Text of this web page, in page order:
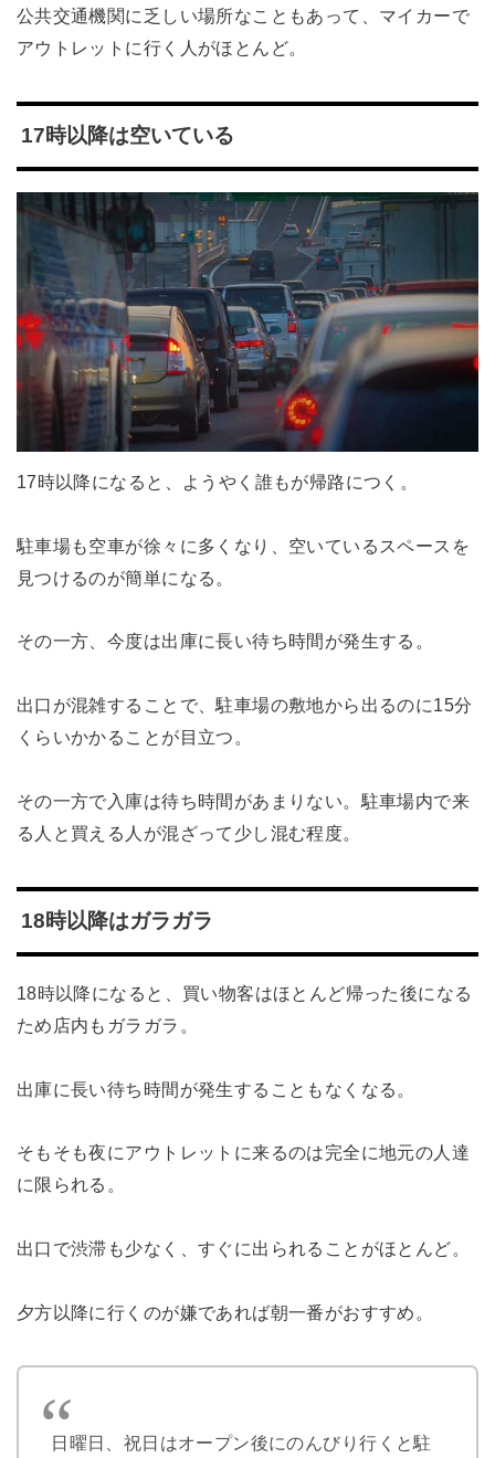
公共交通機関に乏しい場所なこともあって、マイカーで
アウトレットに行く人がほとんど。
17時以降は空いている
17時以降になると、ようやく誰もが帰路につく。
駐車場も空車が徐々に多くなり、空いているスペースを
見つけるのが簡単になる。
その一方、今度は出庫に長い待ち時間が発生する。
出口が混雑することで、駐車場の敷地から出るのに15分
くらいかかることが目立つ。
その一方で入庫は待ち時間があまりない。駐車場内で来
る人と買える人が混ざって少し混む程度。
18時以降はガラガラ
18時以降になると、買い物客はほとんど帰った後になる
ため店内もガラガラ。
出庫に長い待ち時間が発生することもなくなる。
そもそも夜にアウトレットに来るのは完全に地元の人達
に限られる。
出口で渋滞も少なく、すぐに出られることがほとんど。
夕方以降に行くのが嫌であれば朝一番がおすすめ。
日曜日、祝日はオープン後にのんびり行くと駐